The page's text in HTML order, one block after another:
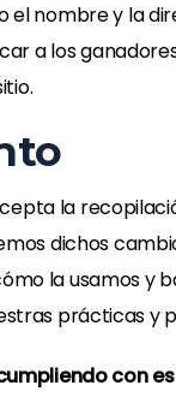
nombre y la
a los
la
dichos
la usamos y
prácticas y
con